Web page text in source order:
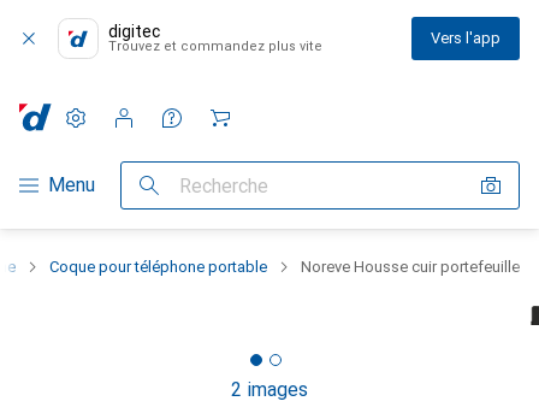
digitec
Trouvez et commandez plus vite Vers l'app
Navigation par catégorie
Menu Recherche
Paramètres
Compte client
Listes de comparaison
Listes d'envies
Panier
Coque pour téléphone portable Noreve Housse cuir portefeuille
2 images